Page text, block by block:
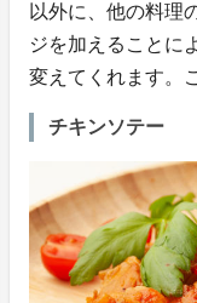
以外に、他の料理
ジを加えることに
変えてくれます。
チキンソテー